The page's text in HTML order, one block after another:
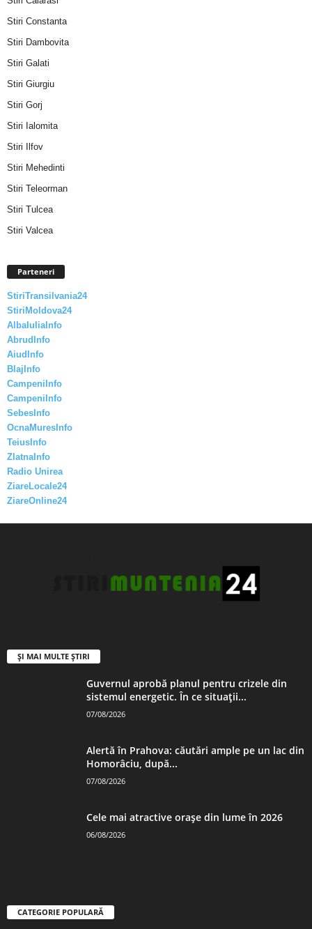
Stiri Constanta
Stiri Dambovita
Stiri Galati
Stiri Giurgiu
Stiri Gorj
Stiri Ialomita
Stiri Ilfov
Stiri Mehedinti
Stiri Teleorman
Stiri Tulcea
Stiri Valcea
Parteneri
StiriTransilvania24
StiriMoldova24
AlbaIuliaInfo
AbrudInfo
AiudInfo
BlajInfo
CampeniInfo
CampeniInfo
SebesInfo
OcnaMuresInfo
TeiusInfo
ZlatnaInfo
Radio Unirea
ZiareLocale24
ZiareOnline24
ȘI MAI MULTE ȘTIRI
Guvernul aprobă planul pentru crizele din
sistemul energetic. În ce situații...
07/08/2026
Alertă în Prahova: căutări ample pe un lac din
Homorâciu, după...
07/08/2026
Cele mai atractive orașe din lume în 2026
06/08/2026
CATEGORIE POPULARĂ